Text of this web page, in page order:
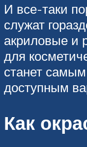
И все-таки
служат
акриловые и
для
станет
доступным
Как